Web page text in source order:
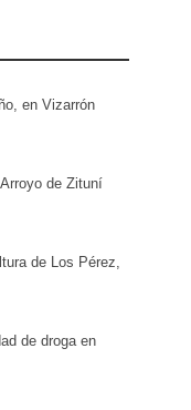
en Vizarrón
de Zituní
de Los Pérez,
de droga en